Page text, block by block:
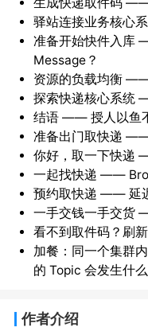
驿站连接业务核心
准备开始快件入库
Message？
资源的负载均衡
探索快递核心系统
结语 —— 授人以鱼
准备出门取快递
你好，取一下快递
一起找快递 ——
预约取快递 —— 延
一手交钱一手交货
看不到取件码？刷
加餐：同一个集群
的 Topic 会发生什么
作者介绍